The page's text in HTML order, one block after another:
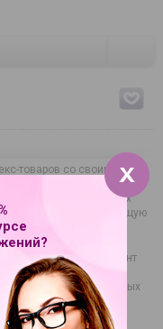
товаров со своими
нашего каталога
репутация которых
купить подходящую
— актуальный вариант
сделать близость
сценарии ролевых
из
гарантирует